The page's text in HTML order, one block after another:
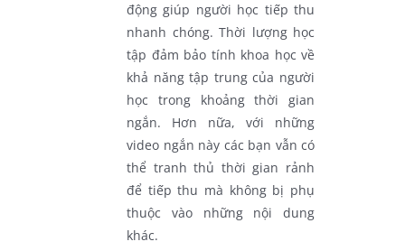
động giúp người học tiếp thu
nhanh chóng. Thời lượng học
tập đảm bảo tính khoa học về
khả năng tập trung của người
học trong khoảng thời gian
ngắn. Hơn nữa, với những
video ngắn này các bạn vẫn có
thể tranh thủ thời gian rảnh
để tiếp thu mà không bị phụ
thuộc vào những nội dung
khác.